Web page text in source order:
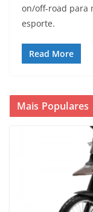
on/off-road para
esporte.
Read More
Mais Populares